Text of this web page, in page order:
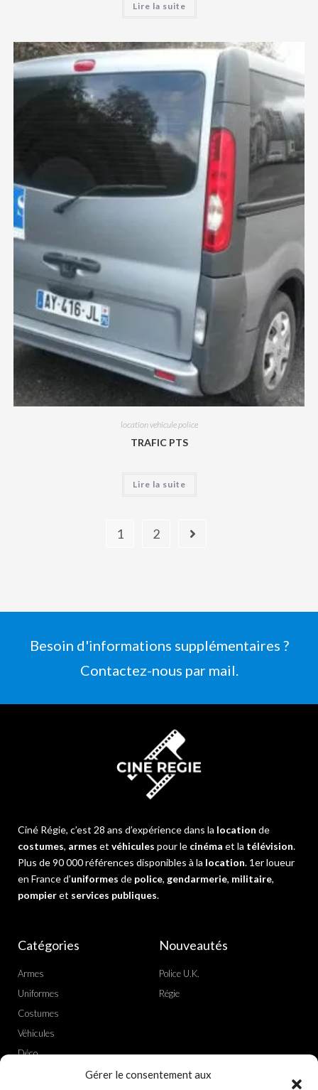
Gérer le consentement aux
Lire la suite
location vehicule police
TRAFIC PTS
Lire la suite
1 2
Besoin d'informations supplémentaires ?
Contactez-nous par mail.
Ciné Régie, c’est 28 ans d’expérience dans la location de
costumes, armes et véhicules pour le cinéma et la télévision.
Plus de 90 000 références disponibles à la location. 1er loueur
en France d’uniformes de police, gendarmerie, militaire,
pompieret services publiques.
Catégories
Armes
Uniformes
Costumes
Véhicules
Déco
Nouveautés
Police U.K.
Régie